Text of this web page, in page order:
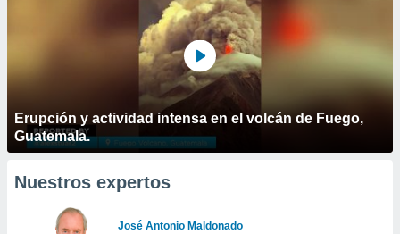
Erupción y actividad intensa en el volcán de Fuego,
Guatemala.
Nuestros expertos
José Antonio Maldonado